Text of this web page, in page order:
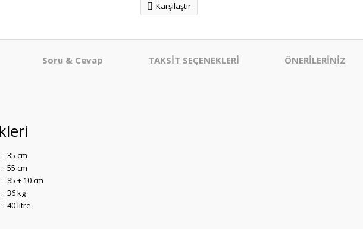
Karşılaştır
Soru & Cevap TAKSİT SEÇENEKLERİ ÖNERİLERİNİZ
: 35 cm
: 55 cm
: 85 + 10 cm
: 36 kg
: 40 litre